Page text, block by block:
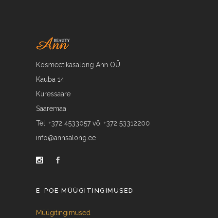
Kosmeetikasalong Ann OÜ
Kauba 14
Kuressaare
Saaremaa
Tel. +372 4533057 või +372 53312200
info@annsalong.ee
E-POE MÜÜGITINGIMUSED
Müügitingimused